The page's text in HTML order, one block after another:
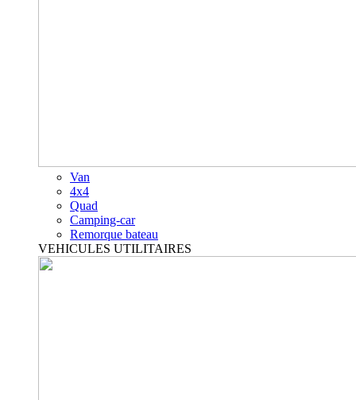
Van
4x4
Quad
Camping-car
Remorque bateau
VEHICULES UTILITAIRES